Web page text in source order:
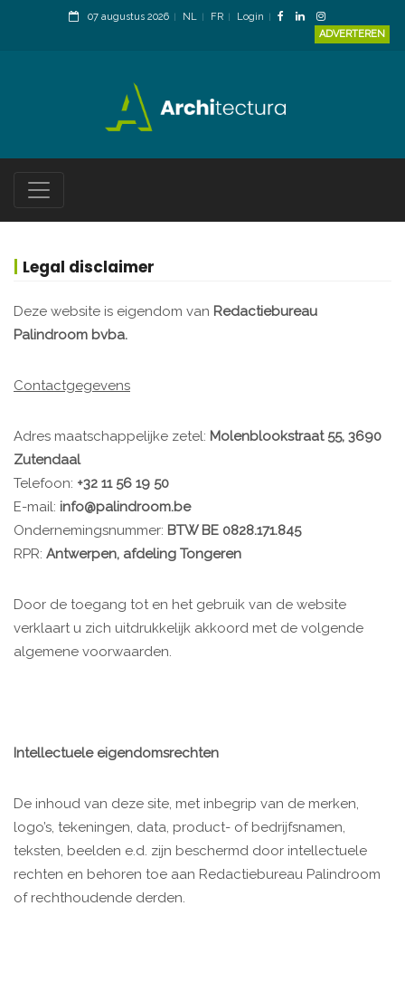
07 augustus 2026 NL FR
Login
ADVERTEREN
Legal disclaimer
Deze website is eigendom van Redactiebureau
Palindroom bvba.
Contactgegevens
Adres maatschappelijke zetel: Molenblookstraat 55, 3690
Zutendaal
Telefoon: +32 11 56 19 50
E-mail: info@palindroom.be
Ondernemingsnummer: BTW BE 0828.171.845
RPR: Antwerpen, afdeling Tongeren
Door de toegang tot en het gebruik van de website
verklaart u zich uitdrukkelijk akkoord met de volgende
algemene voorwaarden.
Intellectuele eigendomsrechten
De inhoud van deze site, met inbegrip van de merken,
logo’s, tekeningen, data, product- of bedrijfsnamen,
teksten, beelden e.d. zijn beschermd door intellectuele
rechten en behoren toe aan Redactiebureau Palindroom
of rechthoudende derden.